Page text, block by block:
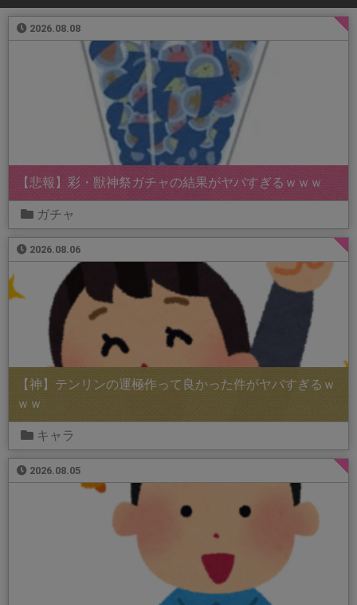
2026.08.08
【悲報】彩・獣神祭ガチャの結果がヤバすぎるｗｗｗ
ガチャ
2026.08.06
【神】テンリンの運極作って良かった件がヤバすぎるｗ
ｗｗ
キャラ
2026.08.05